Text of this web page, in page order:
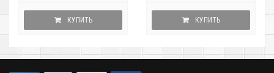
КУПИТЬ КУПИТЬ